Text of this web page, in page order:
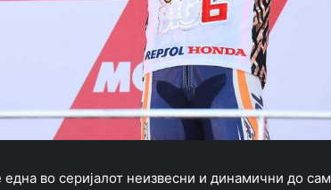
во серијалот неизвесни и динамични до